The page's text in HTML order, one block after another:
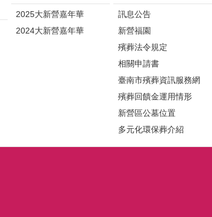
2025大新營嘉年華
2024大新營嘉年華
訊息公告
新營福園
殯葬法令規定
相關申請書
臺南市殯葬資訊服務網
殯葬回饋金運用情形
新營區公墓位置
多元化環保葬介紹